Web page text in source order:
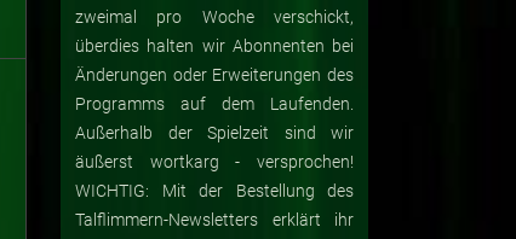
zweimal pro Woche verschickt,
überdies halten wir Abonnenten bei
Änderungen oder Erweiterungen des
Programms auf dem Laufenden.
Außerhalb der Spielzeit sind wir
äußerst wortkarg - versprochen!
WICHTIG: Mit der Bestellung des
Talflimmern-Newsletters erklärt ihr